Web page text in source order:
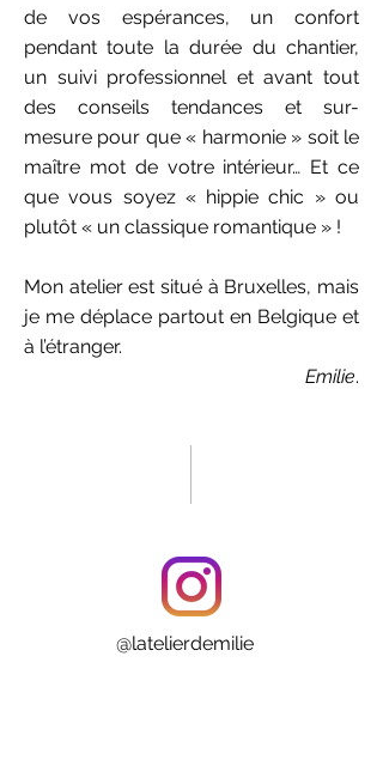
de vos espérances, un confort
pendant toute la durée du chantier,
un suivi professionnel et avant tout
des conseils tendances et sur-
mesure pour que « harmonie » soit le
maître mot de votre intérieur… Et ce
que vous soyez « hippie chic » ou
plutôt « un classique romantique » !
Mon atelier est situé à Bruxelles, mais
je me déplace partout en Belgique et
à l’étranger.
Emilie.
@latelierdemilie